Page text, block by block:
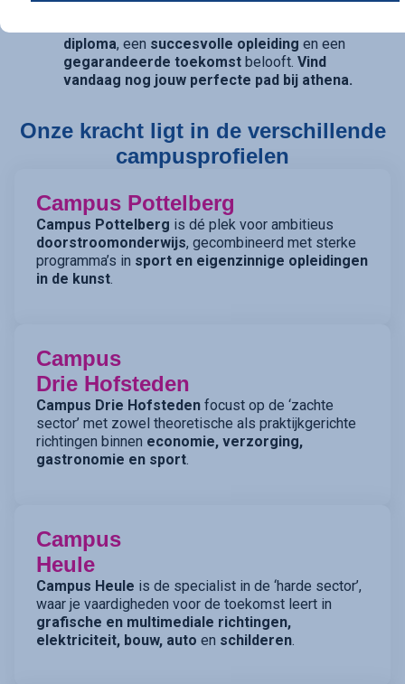
diploma, een succesvolle opleiding en een
gegarandeerde toekomst belooft.Vind
vandaag nog jouw perfecte pad bij athena.
Onze kracht ligt in de verschillende
campusprofielen
Campus Pottelberg
Campus Pottelberg is dé plek voor ambitieus
doorstroomonderwijs, gecombineerd met sterke
programma’s in sport en eigenzinnige opleidingen
in de kunst.
Campus
Drie Hofsteden
Campus Drie Hofsteden focust op de ‘zachte
sector’ met zowel theoretische als praktijkgerichte
richtingen binnen economie, verzorging,
gastronomie en sport.
Campus
Heule
Campus Heule is de specialist in de ‘harde sector’,
waar je vaardigheden voor de toekomst leert in
grafische en multimediale richtingen,
elektriciteit, bouw, auto en schilderen.